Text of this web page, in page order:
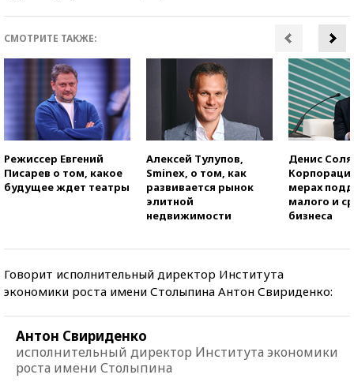
СМОТРИТЕ ТАКЖЕ:
Режиссер Евгений
Писарев о том, какое
будущее ждет театры
Алексей Тулупов,
Sminex, о том, как
развивается рынок
элитной
недвижимости
Денис
мерах
малого и
бизнеса
Говорит исполнительный директор Института
экономики роста имени Столыпина Антон Свириденко:
Антон Свириденко
исполнительный директор Института экономики
роста имени Столыпина